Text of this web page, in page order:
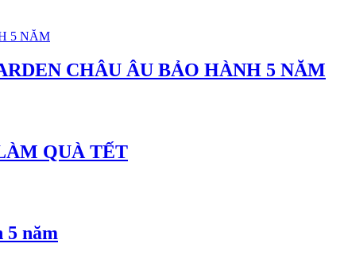
CHÂU ÂU BẢO HÀNH 5 NĂM
QUÀ TẾT
5 năm